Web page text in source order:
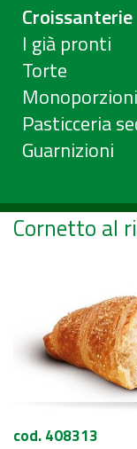
Croissanterie
I già pronti
Torte
Monoporzioni
Pasticceria
Guarnizioni
Cornetto al
cod. 408313